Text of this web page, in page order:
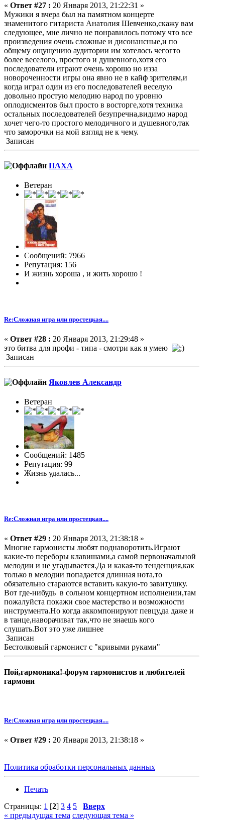
« Ответ #27 : 20 Января 2013, 21:22:31 »
Мужики я вчера был на памятном концерте
знаменитого гитариста Анатолия Шевченко,скажу вам
следующее, мне лично не понравилось потому что все
произведения очень сложные и дисонансные,и по
общему ощущению аудитории им хотелось чегогто
более веселого, простого и душевного,хотя его
последователи играют очень хорошо но изза
новороченности игры она явно не в кайф зрителям,и
когда играл один из его последователей веселую
довольно простую мелодию народ по уровню
оплодисментов был просто в восторге,хотя техника
остальных последователей безупречна,видимо народ
хочет чего-то простого мелодичного и душевного,так
что заморочки на мой взгляд не к чему.
Записан
ПАХА
Ветеран
Сообщений: 7966
Репутация: 156
И жизнь хороша , и жить хорошо !
Re:Сложная игра или простецкая....
« Ответ #28 : 20 Января 2013, 21:29:48 »
это битва для профи - типа - смотри как я умею
Записан
Яковлев Александр
Ветеран
Сообщений: 1485
Репутация: 99
Жизнь удалась...
Re:Сложная игра или простецкая....
« Ответ #29 : 20 Января 2013, 21:38:18 »
Многие гармонисты любят поднаворотить.Играют
какие-то переборы клавишами,а самой первоначальной
мелодии и не угадывается.Да и какая-то тенденция,как
только в мелодии попадается длинная нота,то
обязательно стараются вставить какую-то завитушку.
Вот где-нибудь в сольном концертном исполнении,там
пожалуйста покажи свое мастерство и возможности
инструмента.Но когда аккомпонируют певцу,да даже и
в танце,наворачиват так,что не знаешь кого
слушать.Вот это уже лишнее
Записан
Бестолковый гармонист с "кривыми руками"
Пой,гармоника!-форум гармонистов и любителей
гармони
Re:Сложная игра или простецкая....
« Ответ #29 : 20 Января 2013, 21:38:18 »
Политика обработки персональных данных
Печать
Страницы: 1 [2] 3 4 5
Вверх
« предыдущая тема следующая тема »